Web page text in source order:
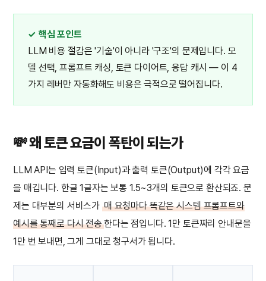
✓ 핵심 포인트
LLM 비용 절감은 '기술'이 아니라 '구조'의 문제입니다. 모
델 선택, 프롬프트 캐싱, 토큰 다이어트, 응답 캐시 — 이 4
가지 레버만 자동화해도 비용은 극적으로 떨어집니다.
💸 왜 토큰 요금이 폭탄이 되는가
LLM API는 입력 토큰(Input)과 출력 토큰(Output)에 각각 요금
을 매깁니다. 한글 1글자는 보통 1.5~3개의 토큰으로 환산되죠. 문
제는 대부분의 서비스가 매 요청마다 똑같은 시스템 프롬프트와
예시를 통째로 다시 전송한다는 점입니다. 1만 토큰짜리 안내문을
1만 번 보내면, 그게 그대로 청구서가 됩니다.